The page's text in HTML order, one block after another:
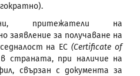
притежатели на
заявление за получаване на
на ЕС (Certificate of
страната, при наличие на
свързан с документа за